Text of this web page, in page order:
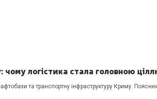
логістика стала головною
та транспортну інфраструктуру Криму.